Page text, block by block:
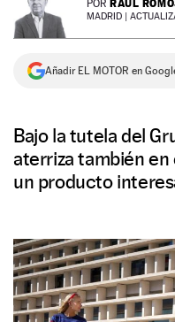
NEWSLETTER
SÍGUENOS
POR RAÚL
MADRID |
Añadir EL MOTOR en
Bajo la tutela del
aterriza también
un producto